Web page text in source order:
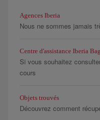
Agences Iberia
Nous ne sommes jamais
Centre d'assistance Iberia
Si vous souhaitez
cours
Objets trouvés
Découvrez comment